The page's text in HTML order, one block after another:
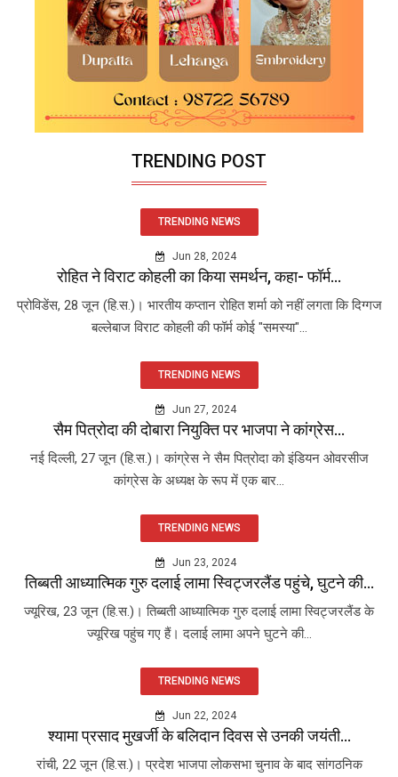
TRENDING POST
TRENDING NEWS
Jun 28, 2024
रोहित ने विराट कोहली का किया समर्थन, कहा- फॉर्म...
प्रोविडेंस, 28 जून (हि.स.)। भारतीय कप्तान रोहित शर्मा को नहीं लगता कि दिग्गज
बल्लेबाज विराट कोहली की फॉर्म कोई "समस्या"...
TRENDING NEWS
Jun 27, 2024
सैम पित्रोदा की दोबारा नियुक्ति पर भाजपा ने कांग्रेस...
नई दिल्ली, 27 जून (हि.स.)। कांग्रेस ने सैम पित्रोदा को इंडियन ओवरसीज
कांग्रेस के अध्यक्ष के रूप में एक बार...
TRENDING NEWS
Jun 23, 2024
तिब्बती आध्यात्मिक गुरु दलाई लामा स्विट्जरलैंड पहुंचे, घुटने की...
ज्यूरिख, 23 जून (हि.स.)। तिब्बती आध्यात्मिक गुरु दलाई लामा स्विट्जरलैंड के
ज्यूरिख पहुंच गए हैं। दलाई लामा अपने घुटने की...
TRENDING NEWS
Jun 22, 2024
श्यामा प्रसाद मुखर्जी के बलिदान दिवस से उनकी जयंती...
रांची, 22 जून (हि.स.)। प्रदेश भाजपा लोकसभा चुनाव के बाद सांगठनिक